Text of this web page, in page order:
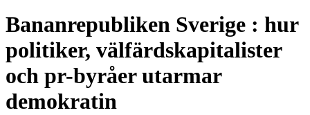
Bananrepubliken Sverige : hur
politiker, välfärdskapitalister
och pr-byråer utarmar
demokratin